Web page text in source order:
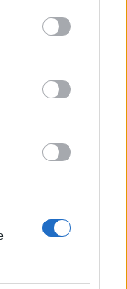
may click to
party tags to
below Google
dollár
az
költsége
hajókat.